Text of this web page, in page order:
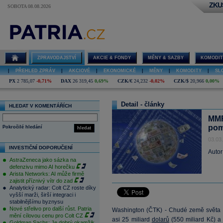
SOBOTA 08.08.2026
ZPRAVODAJSTVÍ AKCIE & FONDY MĚNY & SAZBY
PŘEHLED ZPRÁV AKCIOVÉ EKONOMICKÉ MĚNY KOMODITY
PX 2 785,07 -0,71% DAX 26 319,45 0,69% CZK/€ 24,232 -0,02% CZK/$ 20,966 0,00%
HLEDAT V KOMENTÁŘÍCH
hledat
Pokročilé hledání
INVESTIČNÍ DOPORUČENÍ
AstraZeneca jako sázka na
defenzivu mimo AI horečku
Arista Networks: AI může firmě
zajistit příznivý vítr do zad
Analytický radar: Colt CZ roste díky
vyšší marži, širší integraci i
stabilnějšímu byznysu
Nové střelivo pro další růst. Patria
mění cílovou cenu pro Colt CZ
Detail - články
Washington (ČTK) - Chudé země
asi 25 miliard dolarů (550 miliard Kč) a